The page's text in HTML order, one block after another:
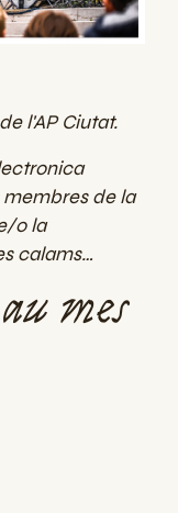
de l'AP Ciutat.
membres de la
o la
calams…
mes